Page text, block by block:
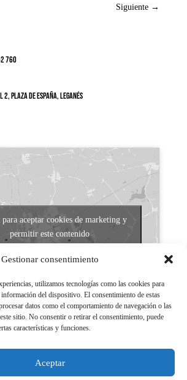
Gestionar consentimiento
utilizamos tecnologías como las cookies para
información del dispositivo. El consentimiento de estas
datos como el comportamiento de navegación o las
sitio. No consentir o retirar el consentimiento, puede
características y funciones.
Aceptar
Siguiente →
760
2, Plaza de España, Leganés
aceptar cookies de marketing y
permitir este contenido